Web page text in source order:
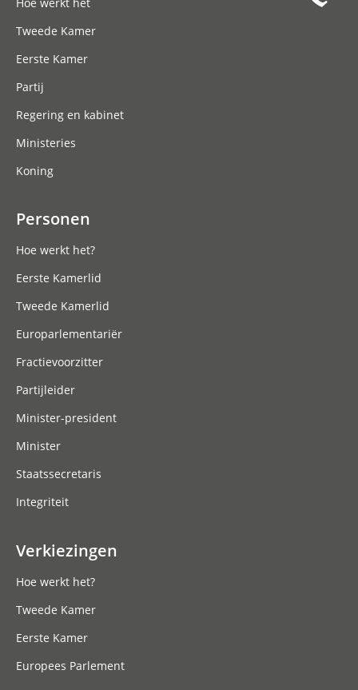
Tweede Kamer
Eerste Kamer
Partij
Regering en kabinet
Ministeries
Koning
Personen
Hoe werkt het?
Eerste Kamerlid
Tweede Kamerlid
Europarlementariër
Fractievoorzitter
Partijleider
Minister-president
Minister
Staatssecretaris
Integriteit
Verkiezingen
Hoe werkt het?
Tweede Kamer
Eerste Kamer
Europees Parlement